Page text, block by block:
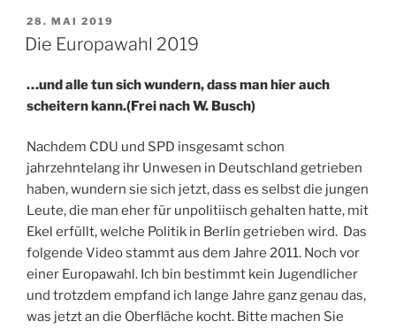
VERÖFFENTLICHT
AM
28. MAI 2019
Die Europawahl 2019
…und alle tun sich wundern, dass man hier auch
scheitern kann.(Frei nach W. Busch)
Nachdem CDU und SPD insgesamt schon
jahrzehntelang ihr Unwesen in Deutschland getrieben
haben, wundern sie sich jetzt, dass es selbst die jungen
Leute, die man eher für unpolitiisch gehalten hatte, mit
Ekel erfüllt, welche Politik in Berlin getrieben wird. Das
folgende Video stammt aus dem Jahre 2011. Noch vor
einer Europawahl. Ich bin bestimmt kein Jugendlicher
und trotzdem empfand ich lange Jahre ganz genau das,
was jetzt an die Oberfläche kocht. Bitte machen Sie